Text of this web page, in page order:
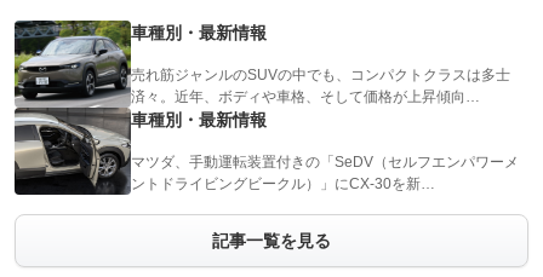
車種別・最新情報
売れ筋ジャンルのSUVの中でも、コンパクトクラスは多士
済々。近年、ボディや車格、そして価格が上昇傾向…
車種別・最新情報
マツダ、手動運転装置付きの「SeDV（セルフエンパワーメ
ントドライビングビークル）」にCX-30を新…
記事一覧を見る